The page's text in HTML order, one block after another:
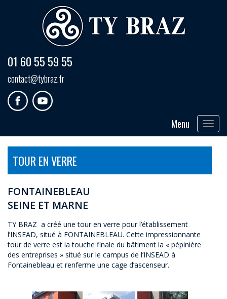
01 60 55 59 55
contact@tybraz.fr
Toggle
Menu
TOUR EN VERRE
FONTAINEBLEAU
SEINE ET MARNE
TY BRAZ a créé une tour en verre pour l’établissement
l’INSEAD, situé à FONTAINEBLEAU. Cette impressionnante
tour de verre est la touche finale du bâtiment la « pépinière
des entreprises » situé sur le campus de l’INSEAD à
Fontainebleau et renferme une cage d’ascenseur.